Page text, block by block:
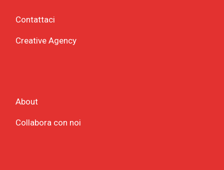
Contattaci
Creative Agency
About
Collabora con noi